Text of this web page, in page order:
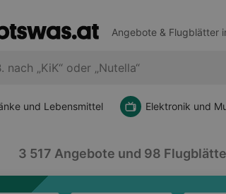
Angebote & Flugblätter
und Lebensmittel Elektronik und
3 517 Angebote und 98